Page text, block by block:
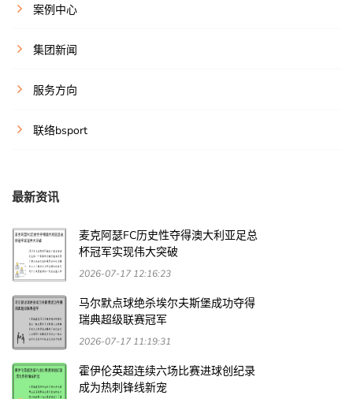
案例中心
集团新闻
服务方向
联络bsport
最新资讯
麦克阿瑟FC历史性夺得澳大利亚足总
杯冠军实现伟大突破
2026-07-17 12:16:23
马尔默点球绝杀埃尔夫斯堡成功夺得
瑞典超级联赛冠军
2026-07-17 11:19:31
霍伊伦英超连续六场比赛进球创纪录
成为热刺锋线新宠